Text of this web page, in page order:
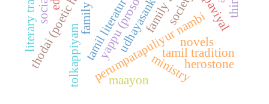
tolkappiyam yappu (prosody)
perumpatapuliyur nambi
tamil literatureudhayasankartamil tradition
ministry
novels
family society
maayon
herostone